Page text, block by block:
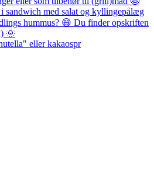
eller kakaospr